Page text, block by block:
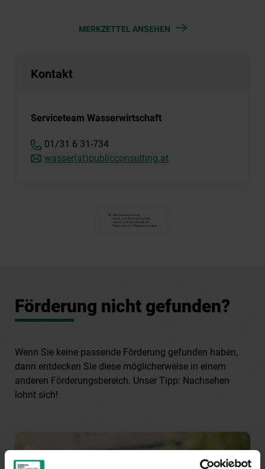
MERKZETTEL ANSEHEN
Kontakt
Serviceteam Wasserwirtschaft
01/31 6 31-734
wasser(at)publicconsulting.at
Förderung nicht gefunden?
Wenn Sie keine passende Förderung gefunden haben,
dann entdecken Sie diese möglicherweise in einem
anderen Förderungsbereich. Unser Tipp: Nachsehen
lohnt sich!